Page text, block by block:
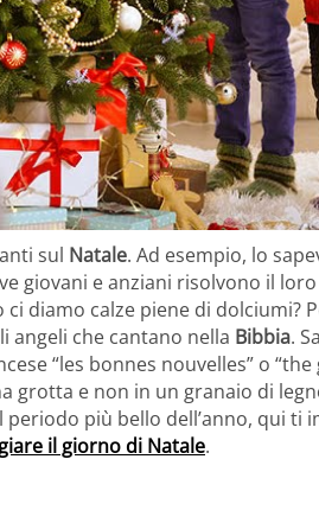
sul Natale. Ad esempio, lo
giovani e anziani risolvono il
diamo calze piene di dolciumi?
angeli che cantano nella Bibbia.
“les bonnes nouvelles” o
grotta e non in un granaio di
periodo più bello dell’anno, qui ti
il giorno di Natale.